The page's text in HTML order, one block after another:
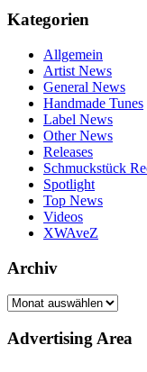
Kategorien
Allgemein
Artist News
General News
Handmade Tunes
Label News
Other News
Releases
Schmuckstück
Spotlight
Top News
Videos
XWAveZ
Archiv
Archiv
Advertising Area